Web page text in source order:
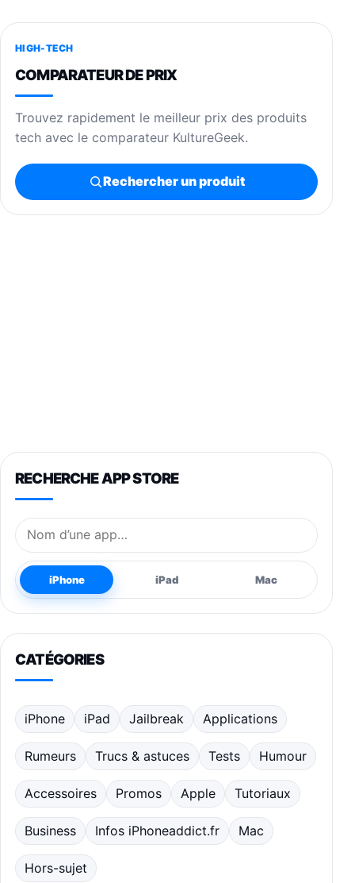
HIGH-TECH
COMPARATEUR DE PRIX
Trouvez rapidement le meilleur prix des produits
tech avec le comparateur KultureGeek.
Rechercher un produit
RECHERCHE APP STORE
Nom de l’application
iPhone iPad Mac
CATÉGORIES
iPhone iPad Jailbreak Applications
Rumeurs Trucs & astuces Tests Humour
Accessoires Promos Apple Tutoriaux
Business Infos iPhoneaddict.fr Mac
Hors-sujet